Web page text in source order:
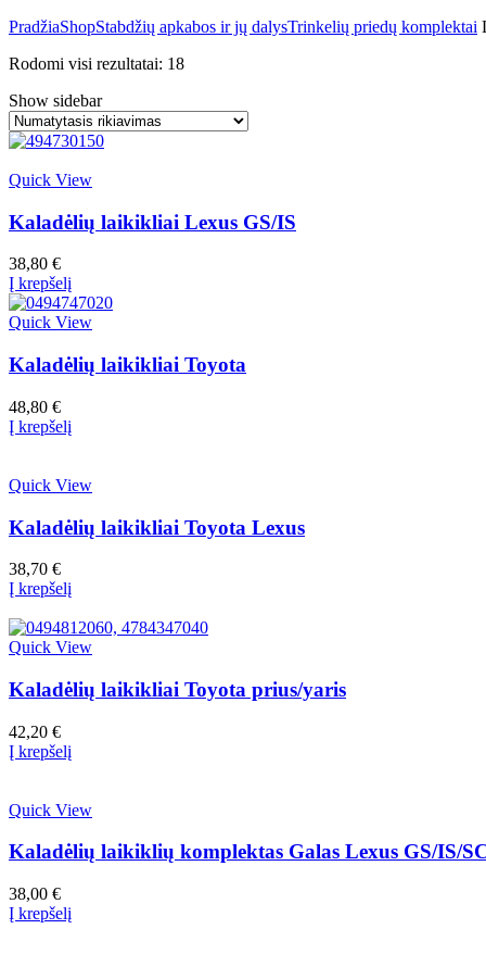
PradžiaShopStabdžių apkabos ir jų dalysTrinkelių priedų komplektai
Rodomi visi rezultatai: 18
Show sidebar
Quick View
Kaladėlių laikikliai Lexus GS/IS
38,80 €
Į krepšelį
Quick View
Kaladėlių laikikliai Toyota
48,80 €
Į krepšelį
Quick View
Kaladėlių laikikliai Toyota Lexus
38,70 €
Į krepšelį
Quick View
Kaladėlių laikikliai Toyota prius/yaris
42,20 €
Į krepšelį
Quick View
Kaladėlių laikiklių komplektas Galas Lexus GS/IS/
38,00 €
Į krepšelį